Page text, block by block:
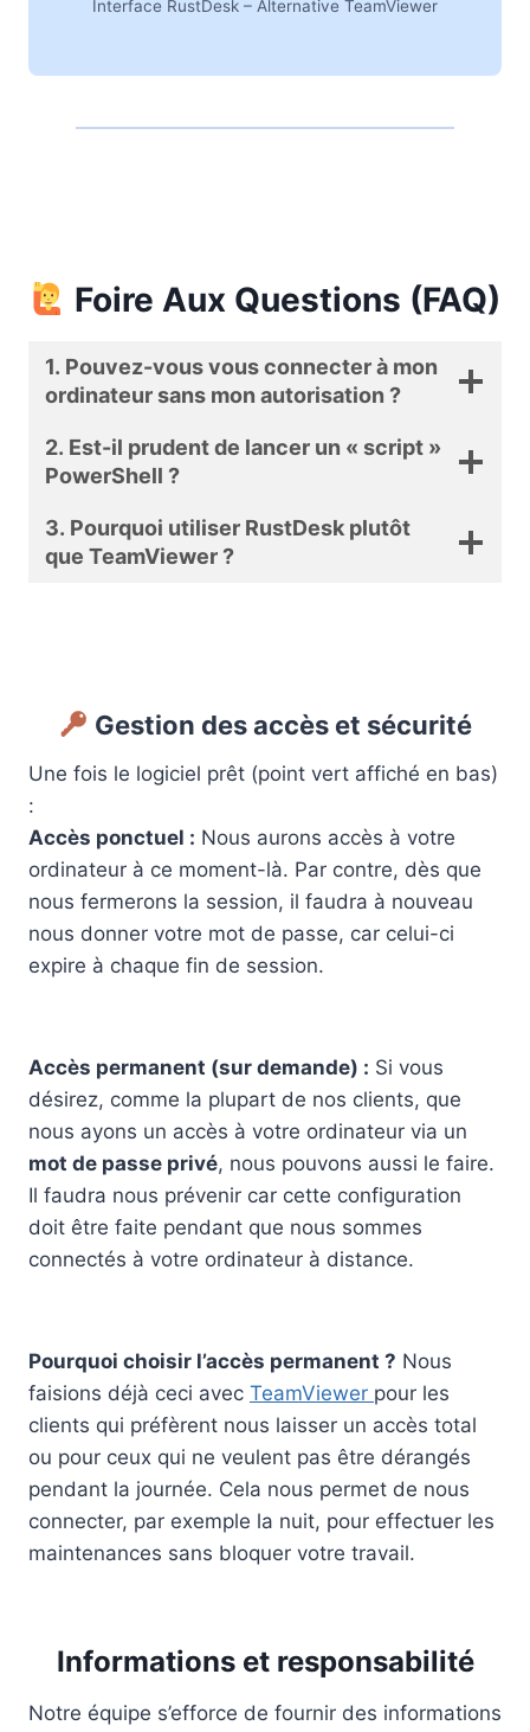
Interface RustDesk – Alternative TeamViewer
Foire Aux Questions (FAQ)
1. Pouvez-vous vous connecter à mon
ordinateur sans mon autorisation ?
2. Est-il prudent de lancer un « script »
PowerShell ?
3. Pourquoi utiliser RustDesk plutôt
que TeamViewer ?
Gestion des accès et sécurité
Une fois le logiciel prêt (point vert affiché en bas)
:
Accès ponctuel : Nous aurons accès à votre
ordinateur à ce moment-là. Par contre, dès que
nous fermerons la session, il faudra à nouveau
nous donner votre mot de passe, car celui-ci
expire à chaque fin de session.
Accès permanent (sur demande) : Si vous
désirez, comme la plupart de nos clients, que
nous ayons un accès à votre ordinateur via un
mot de passe privé, nous pouvons aussi le faire.
Il faudra nous prévenir car cette configuration
doit être faite pendant que nous sommes
connectés à votre ordinateur à distance.
Pourquoi choisir l’accès permanent ? Nous
faisions déjà ceci avec TeamViewer pour les
clients qui préfèrent nous laisser un accès total
ou pour ceux qui ne veulent pas être dérangés
pendant la journée. Cela nous permet de nous
connecter, par exemple la nuit, pour effectuer les
maintenances sans bloquer votre travail.
Informations et responsabilité
Notre équipe s’efforce de fournir des informations